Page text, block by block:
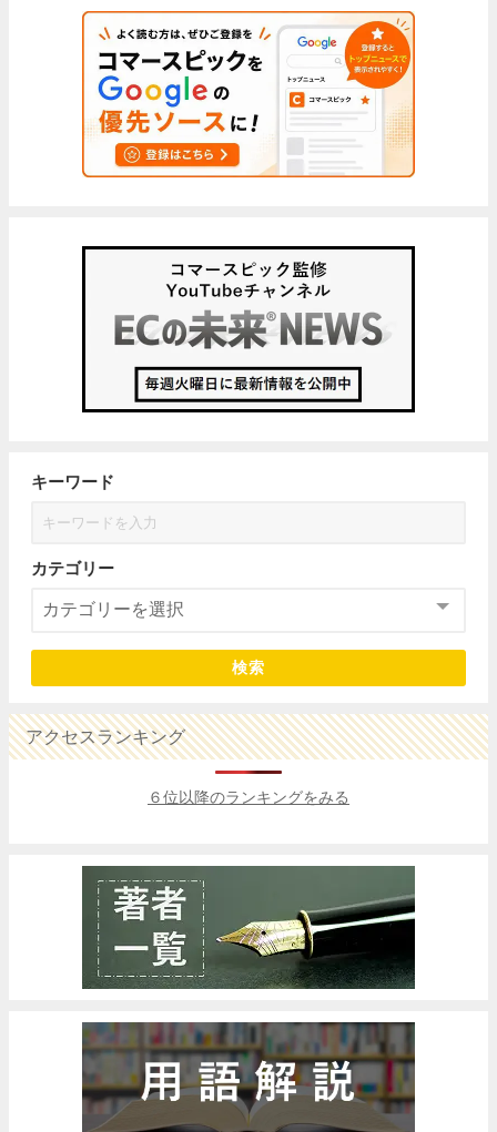
キーワード
カテゴリー
検索
アクセスランキング
６位以降のランキングをみる